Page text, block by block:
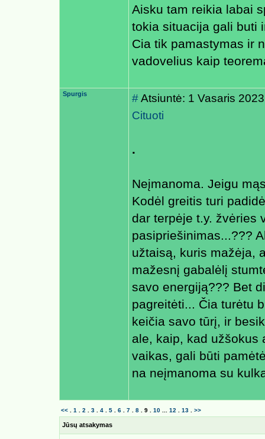
Aisku tam reikia labai
tokia situacija gali buti
Cia tik pamastymas ir
vadovelius kaip
Spurgis #Atsiuntė: 1 Vasaris
Cituoti
.
Neįmanoma. Jeigu
Kodėl greitis turi
dar terpėje t.y. žvėries
pasipriešinimas...???
užtaisą, kuris mažėja,
mažesnį gabalėlį
savo energiją??? Bet
pagreitėti... Čia turėtu
keičia savo tūrį, ir
ale, kaip, kad užšokus
vaikas, gali būti
na neįmanoma su
<< 1 2 3 4 5 6 7 8 9 10 12 13 >>
Jūsų atsakymas